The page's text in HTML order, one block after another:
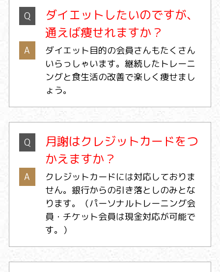
Q
ダイエットしたいのですが、
通えば痩せれますか？
A
ダイエット目的の会員さんもたくさん
いらっしゃいます。継続したトレーニ
ングと食生活の改善で楽しく痩せまし
ょう。
Q
月謝はクレジットカードをつ
かえますか？
A
クレジットカードには対応しておりま
せん。銀行からの引き落としのみとな
ります。（パーソナルトレーニング会
員・チケット会員は現金対応が可能で
す。）